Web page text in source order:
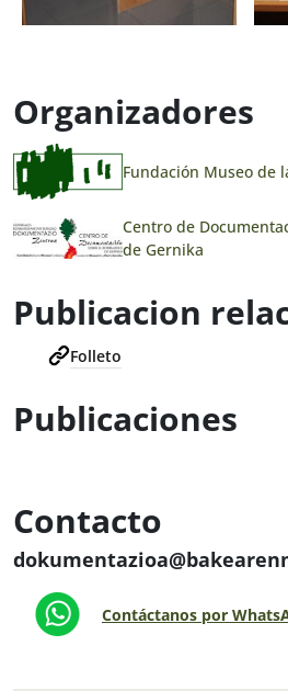
Organizadores
Fundación Museo de
Centro de
de Gernika
Publicacion
Folleto
Publicaciones
Contacto
Contáctanos por